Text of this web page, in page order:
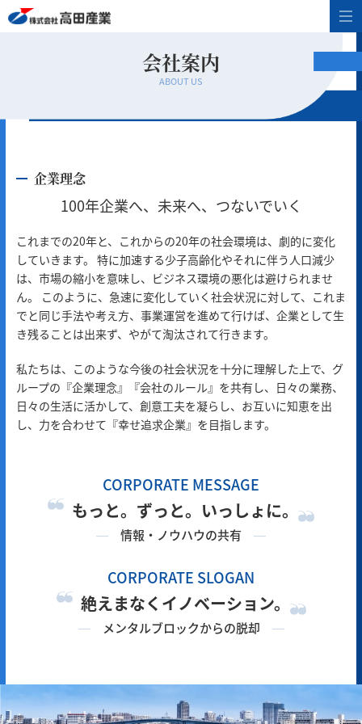
会社案内
ABOUT US
企業理念
100年企業へ、未来へ、つないでいく
これまでの20年と、これからの20年の社会環境は、劇的に変化
していきます。 特に加速する少子高齢化やそれに伴う人口減少
は、市場の縮小を意味し、ビジネス環境の悪化は避けられませ
ん。 このように、急速に変化していく社会状況に対して、これま
でと同じ手法や考え方、事業運営を進めて行けば、企業として生
き残ることは出来ず、やがて淘汰されて行きます。
私たちは、このような今後の社会状況を十分に理解した上で、グ
ループの『企業理念』『会社のルール』を共有し、日々の業務、
日々の生活に活かして、創意工夫を凝らし、お互いに知恵を出
し、力を合わせて『幸せ追求企業』を目指します。
CORPORATE MESSAGE
もっと。ずっと。いっしょに。
情報・ノウハウの共有
CORPORATE SLOGAN
絶えまなくイノベーション。
メンタルブロックからの脱却